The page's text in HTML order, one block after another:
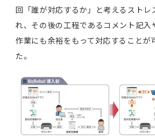
回「誰が対応するか」と考えるストレ
れ、その後の工程であるコメント記入
作業にも余裕をもって対応することが
た。